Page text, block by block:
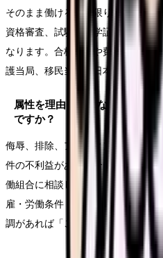
そのまま働けるとは限りません。
資格審査、試験、語学証明、ビザ
なります。合格基準や費用、必要
護当局、移民当局、日本看護協会で
属性を理由に不当な扱いを受
ですか？
侮辱、排除、アウティング、採用
件の不利益がある場合は、記録を
働組合に相談します。厚生労働省
雇・労働条件・ハラスメントなど
調があれば「こころの耳電話相談」